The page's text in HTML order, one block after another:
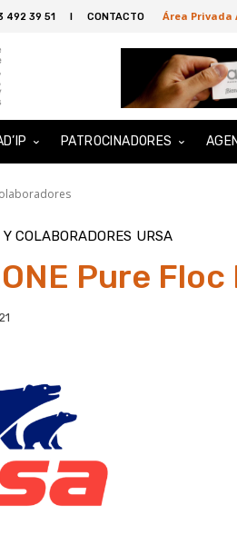
492 39 51 I CONTACTO Área Privada
PATROCINADORES
COLABORADORES URSA
Pure Floc